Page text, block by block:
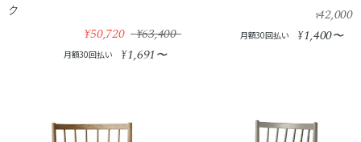
ク
¥50,720 ¥63,400
月額30回払い ¥1,691〜
¥42,000
月額30回払い ¥1,400〜